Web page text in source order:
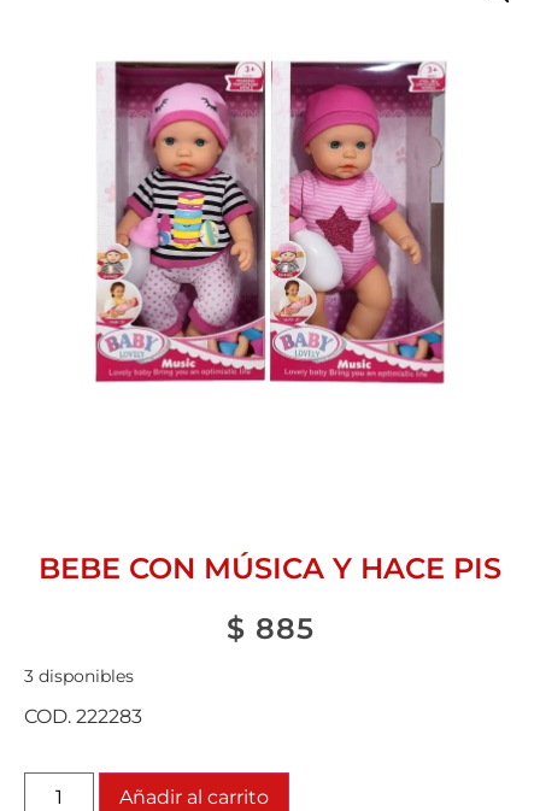
BEBE CON MÚSICA Y HACE PIS
$ 885
3 disponibles
COD. 222283
Añadir al carrito